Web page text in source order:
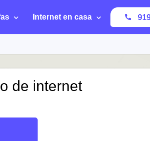
Internet en casa
de internet